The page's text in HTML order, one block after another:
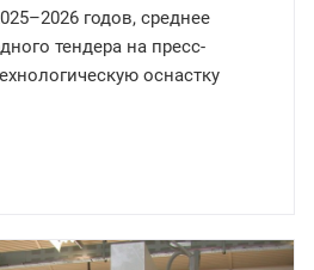
годов, среднее
тендера на пресс-
оснастку